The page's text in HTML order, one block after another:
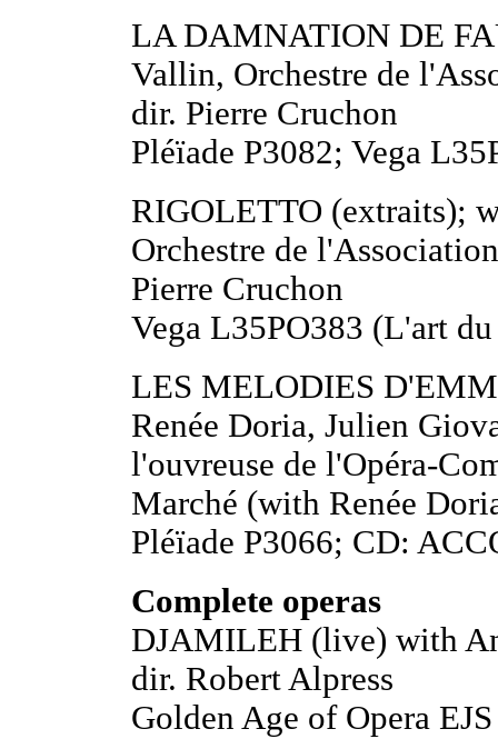
LA DAMNATION DE
Vallin, Orchestre de
dir. Pierre Cruchon
Pléïade P3082; Vega
RIGOLETTO (extraits);
Orchestre de
Pierre Cruchon
Vega L35PO383 (L'art
LES MELODIES
Renée Doria, Julien
l'ouvreuse de l'Opéra-
Marché (with Renée
Pléïade P3066; CD:
Complete operas
DJAMILEH (live) with
dir. Robert Alpress
Golden Age of Opera